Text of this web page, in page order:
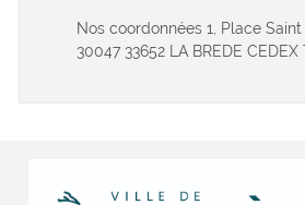
Nos coordonnées 1, Place
30047 33652 LA BREDE CEDEX